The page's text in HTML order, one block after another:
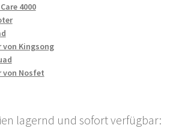
4000
von Kingsong
von Nosfet
lagernd und sofort verfügbar: